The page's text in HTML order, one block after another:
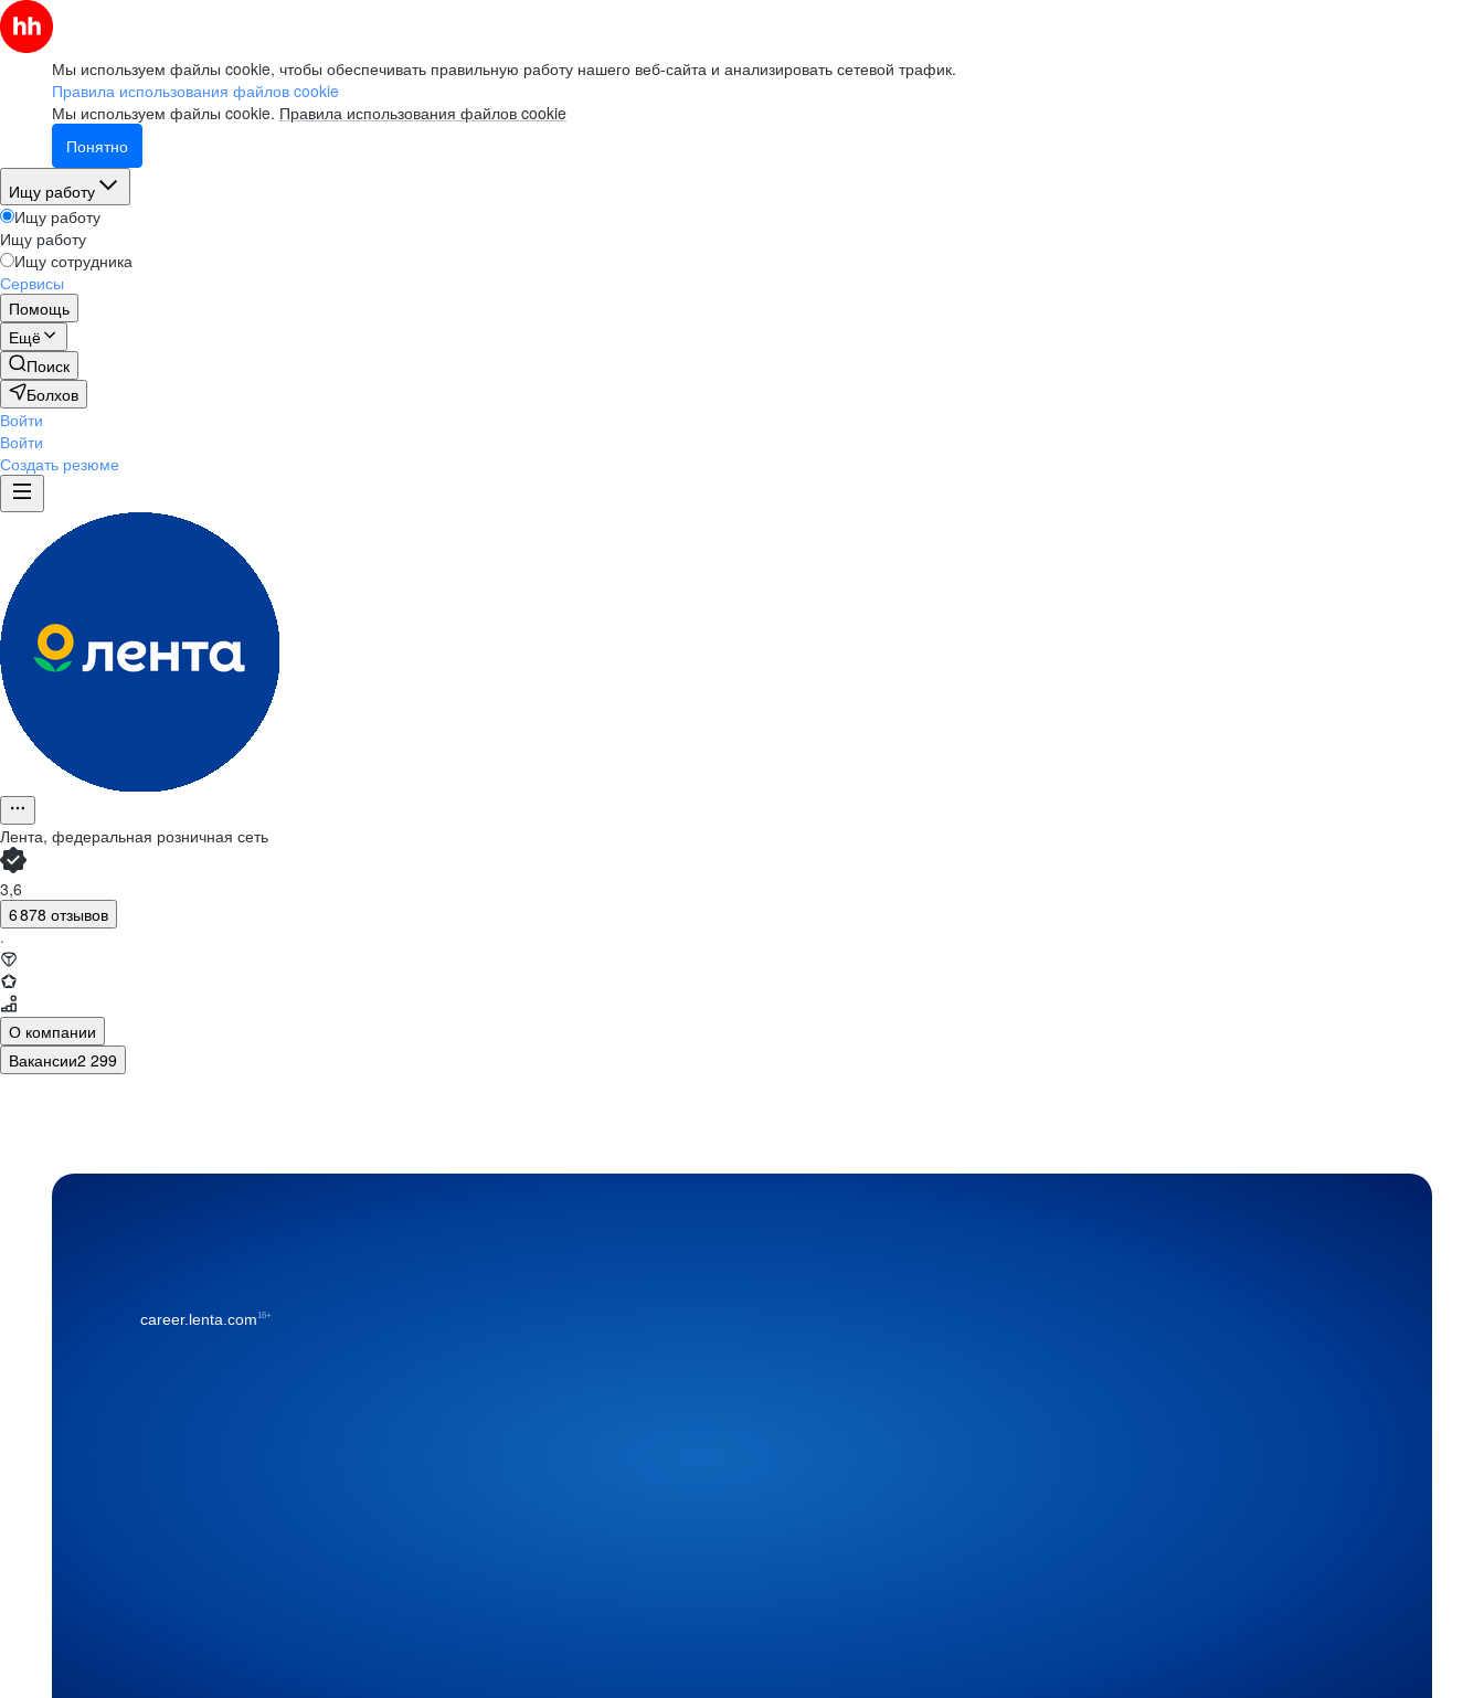
Мы используем файлы cookie, чтобы обеспечивать правильную работу нашего веб-сайта и анализировать сетевой трафик.
Правила использования файлов cookie
Мы используем файлы cookie. Правила использования файлов cookie
Понятно
Ищу работу
Ищу работу
Ищу работу
Ищу сотрудника
Сервисы
Помощь
Ещё
Поиск
Болхов
Войти
Войти
Создать резюме
Лента, федеральная розничная сеть
3,6
6 878 отзывов
·
О компании
Вакансии2 299
career.lenta.com16+